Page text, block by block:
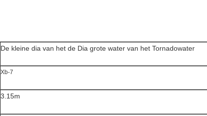
De kleine dia van het de Dia grote water van het Tornadowater
Xb-7
3.15m